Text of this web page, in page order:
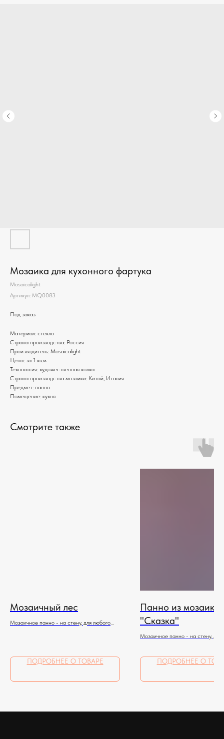
Мозаика для кухонного фартука
Mosaicalight
Артикул: MQ0083
Под заказ
Материал: стекло
Страна производства: Россия
Производитель: Mosaicalight
Цена: за 1 кв.м
Технология: художественная колка
Страна производства мозаики: Китай, Италия
Предмет: панно
Помещение: кухня
Смотрите также
Мозаичный лес
Мозаичное панно - на стену, для любого
ПОДРОБНЕЕ О ТОВАРЕ
Панно из мозаики
"Сказка"
Мозаичное панно - на стену, для
ПОДРОБНЕЕ О